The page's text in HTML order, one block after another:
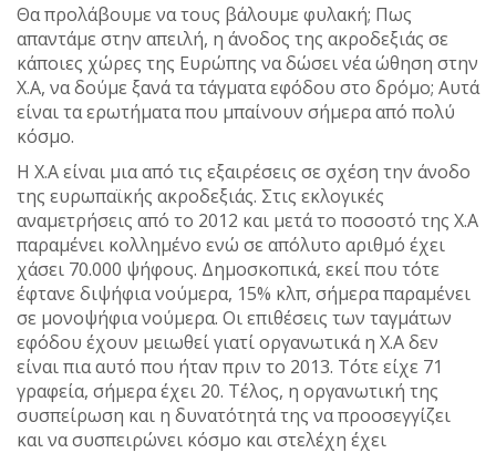
Θα προλάβουμε να τους βάλουμε φυλακή; Πως
απαντάμε στην απειλή, η άνοδος της ακροδεξιάς σε
κάποιες χώρες της Ευρώπης να δώσει νέα ώθηση στην
Χ.Α, να δούμε ξανά τα τάγματα εφόδου στο δρόμο; Αυτά
είναι τα ερωτήματα που μπαίνουν σήμερα από πολύ
κόσμο.
Η Χ.Α είναι μια από τις εξαιρέσεις σε σχέση την άνοδο
της ευρωπαϊκής ακροδεξιάς. Στις εκλογικές
αναμετρήσεις από το 2012 και μετά το ποσοστό της Χ.Α
παραμένει κολλημένο ενώ σε απόλυτο αριθμό έχει
χάσει 70.000 ψήφους. Δημοσκοπικά, εκεί που τότε
έφτανε διψήφια νούμερα, 15% κλπ, σήμερα παραμένει
σε μονοψήφια νούμερα. Οι επιθέσεις των ταγμάτων
εφόδου έχουν μειωθεί γιατί οργανωτικά η Χ.Α δεν
είναι πια αυτό που ήταν πριν το 2013. Τότε είχε 71
γραφεία, σήμερα έχει 20. Τέλος, η οργανωτική της
συσπείρωση και η δυνατότητά της να προοσεγγίζει
και να συσπειρώνει κόσμο και στελέχη έχει